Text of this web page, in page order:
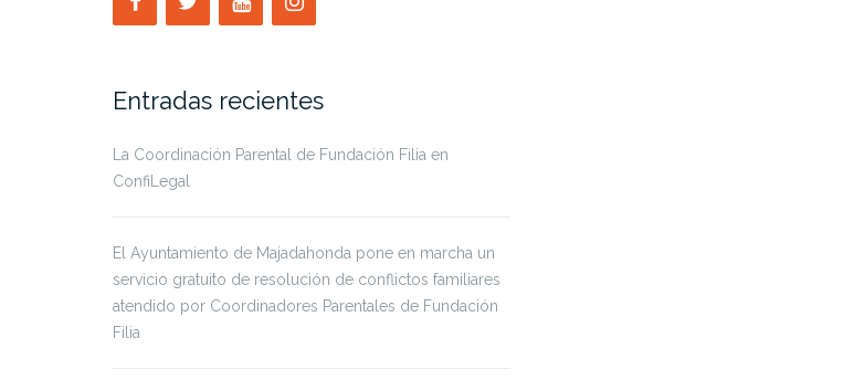
Entradas recientes
La Coordinación Parental de Fundación Filia en
ConfiLegal
El Ayuntamiento de Majadahonda pone en marcha un
servicio gratuito de resolución de conflictos familiares
atendido por Coordinadores Parentales de Fundación
Filia